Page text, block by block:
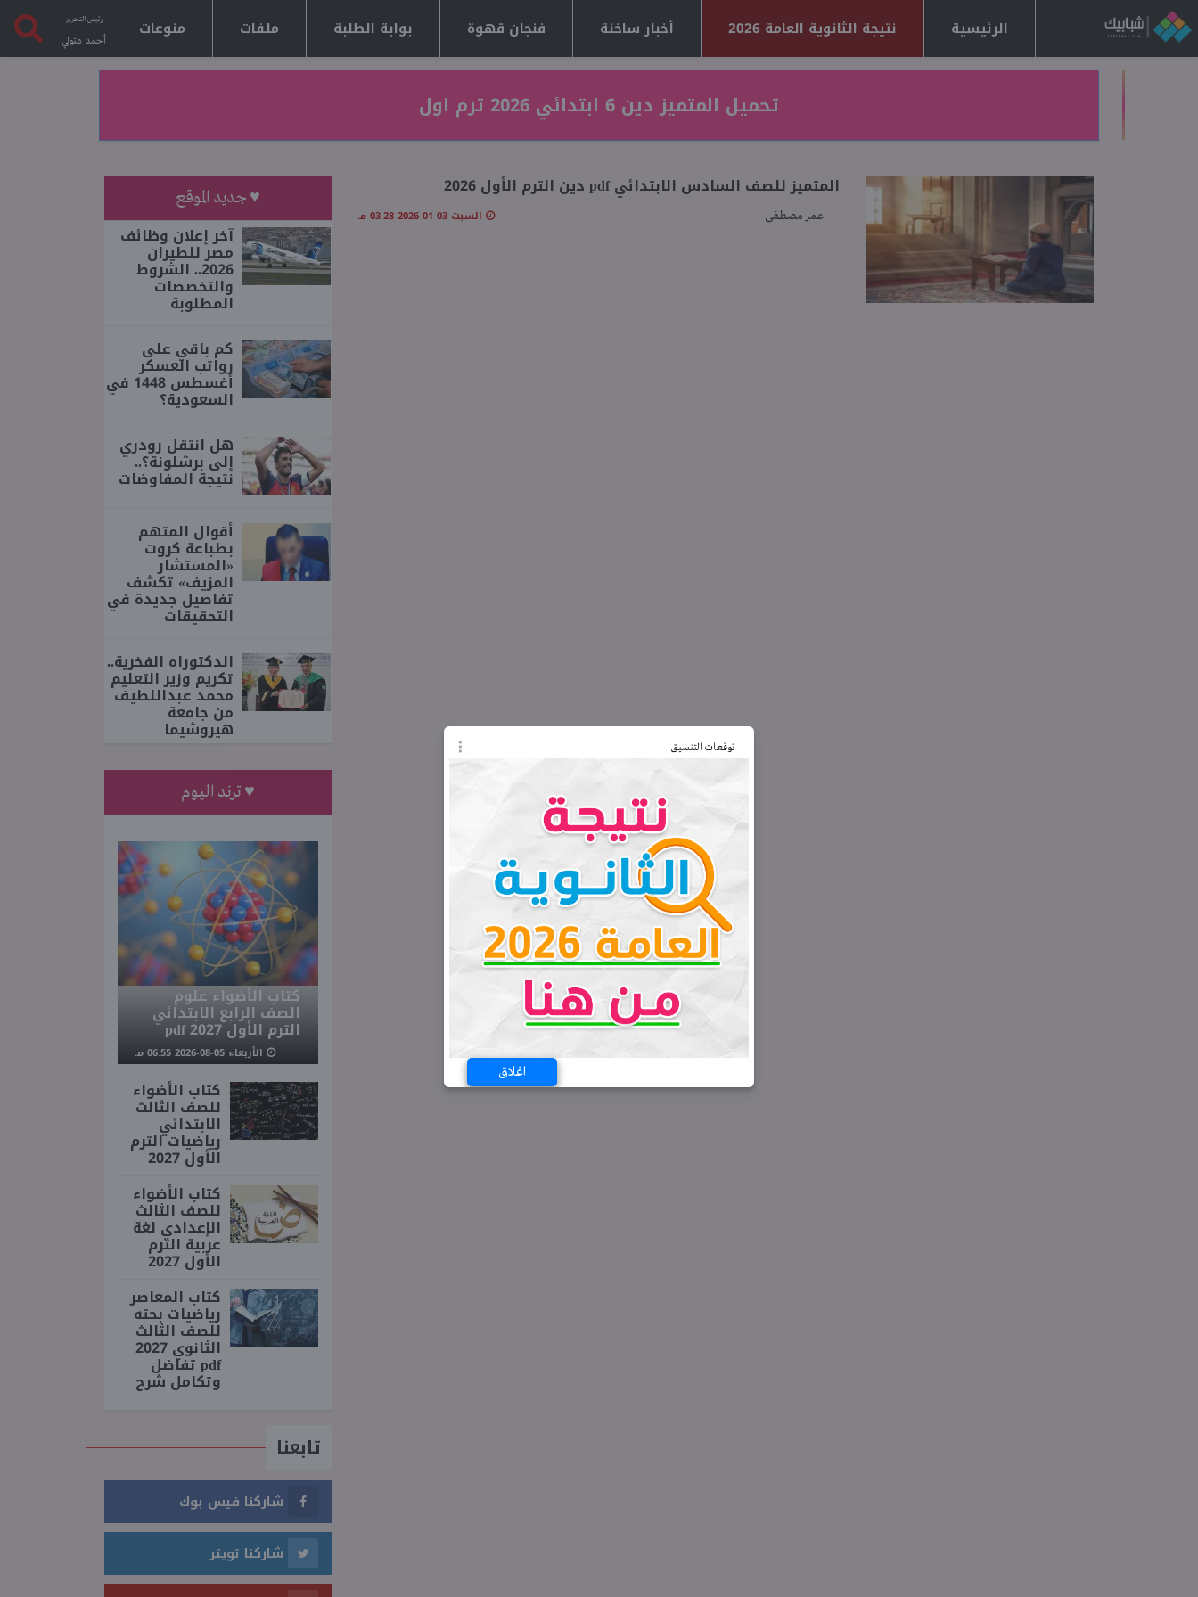
توقعات التنسيق
اغلاق
الرئيسية نتيجة الثانوية العامة 2026 أخبار ساخنة فنجان قهوة بوابة الطلبة ملفات منوعات رئيس التحرير
أحمد متولي
تحميل المتميز دين 6 ابتدائي 2026 ترم اول
المتميز للصف السادس الابتدائي pdf دين الترم الأول 2026
عمر مصطفى السبت 03-01-2026 03:28 مـ
♥ جديد الموقع
آخر إعلان وظائف
مصر للطيران
2026.. الشروط
والتخصصات
المطلوبة
كم باقي على
رواتب العسكر
أغسطس 1448 في
السعودية؟
هل انتقل رودري
إلى برشلونة؟..
نتيجة المفاوضات
أقوال المتهم
بطباعة كروت
«المستشار
المزيف» تكشف
تفاصيل جديدة في
التحقيقات
الدكتوراه الفخرية..
تكريم وزير التعليم
محمد عبداللطيف
من جامعة
هيروشيما
♥ ترند اليوم
كتاب الأضواء علوم
الصف الرابع الابتدائي
الترم الأول 2027 pdf
الأربعاء 05-08-2026 06:55 مـ
كتاب الأضواء
للصف الثالث
الابتدائي
رياضيات الترم
الأول 2027
كتاب الأضواء
للصف الثالث
الإعدادي لغة
عربية الترم
الأول 2027
كتاب المعاصر
رياضيات بحته
للصف الثالث
الثانوي 2027
pdf تفاضل
وتكامل شرح
تابعنا
شاركنا فيس بوك
شاركنا تويتر